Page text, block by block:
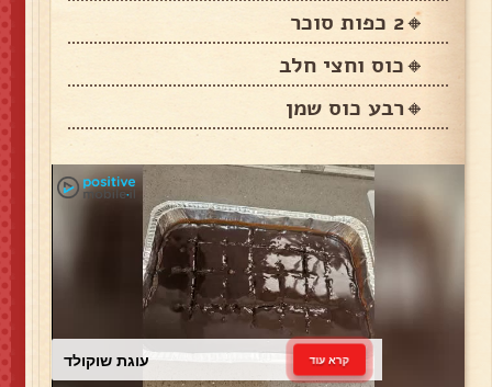
🔸2 כפות סוכר
🔸כוס וחצי חלב
🔸רבע כוס שמן
עוגת שוקולד קרא עוד